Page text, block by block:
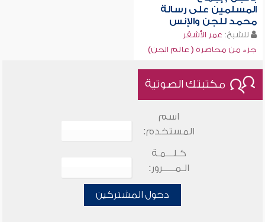
المسلمين على رسالة
محمد للجن والإنس
للشيخ: عمر الأشقر
جزء من محاضرة ( عالم الجن)
مكتبتك الصوتية
اسم
المستخدم:
كـلـــمـة
الـمـــــرور:
دخول المشتركين